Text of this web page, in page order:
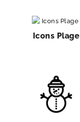
Icons Plage